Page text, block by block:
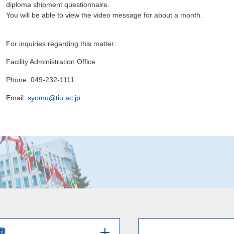
diploma shipment questionnaire.
You will be able to view the video message for about a month.
For inquiries regarding this matter:
Facility Administration Office
Phone: 049-232-1111
Email: syomu@tiu.ac.jp